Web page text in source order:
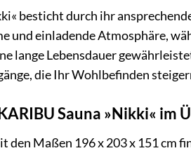
besticht durch ihr
und einladende Atmosphäre,
lange Lebensdauer
die Ihr Wohlbefinden
Sauna »Nikki« im
den Maßen 196 x 203 x 151 cm